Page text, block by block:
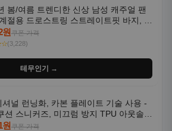
봄/여름 트렌디한 신상 남성 캐주얼 팬
절용 드로스트링 스트레이트핏 바지, 한
일, 활용도 높은 아웃도어 및 정장용, 발
원쿠폰 가격
(3,228)
테무인기 →
셔널 런닝화, 카본 플레이트 기술 사용 -
션 스니커즈, 미끄럼 방지 TPU 아웃솔,
화이트-퍼플 그라데이션, 헬스, 트레이
원쿠폰 가격